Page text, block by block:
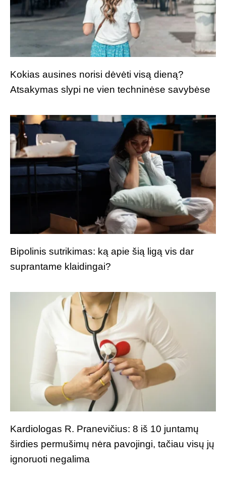
Kokias ausines norisi dėvėti visą dieną?
Atsakymas slypi ne vien techninėse savybėse
Bipolinis sutrikimas: ką apie šią ligą vis dar
suprantame klaidingai?
Kardiologas R. Pranevičius: 8 iš 10 juntamų
širdies permušimų nėra pavojingi, tačiau visų jų
ignoruoti negalima